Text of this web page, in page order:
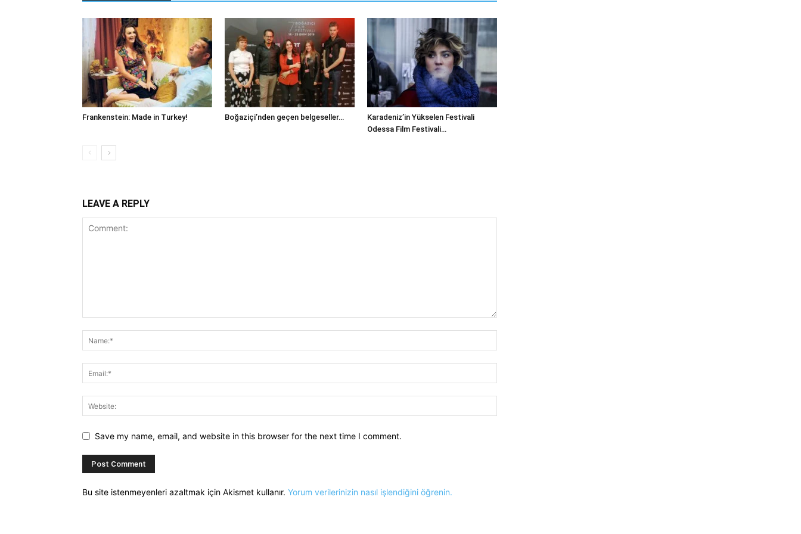
Frankenstein: Made in Turkey! Boğaziçi’nden geçen belgeseller…
Karadeniz’in Yükselen Festivali
Odessa Film Festivali…
LEAVE A REPLY
Save my name, email, and website in this browser for the next time I comment.
Bu site istenmeyenleri azaltmak için Akismet kullanır. Yorum verilerinizin nasıl işlendiğini öğrenin.